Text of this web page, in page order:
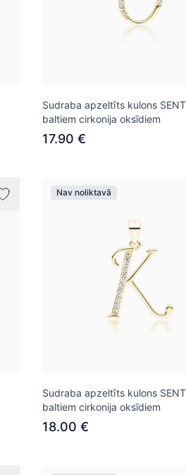
Sudraba apzeltīts kulons
baltiem cirkonija oksīdiem
17.90 €
Nav noliktavā
Sudraba apzeltīts kulons
baltiem cirkonija oksīdiem
18.00 €